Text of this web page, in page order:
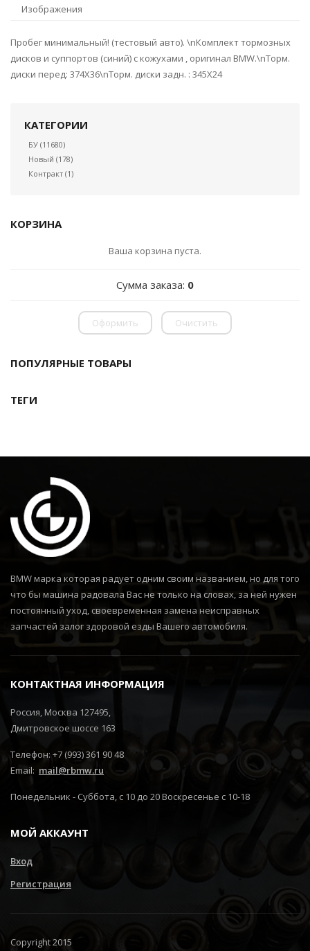
Изображения
Пробег минимальный! (тестовый авто). \nКомплект тормозных
дисков и суппортов (синий) с кожухами , оригинал BMW.\nТорм.
диски перед: 374X36\nТорм. диски задн. : 345X24
КАТЕГОРИИ
БУ (11680)
Новый (178)
Контракт (1)
КОРЗИНА
Ваша корзина пуста.
Сумма заказа: 0
Оформить Очистить
ПОПУЛЯРНЫЕ ТОВАРЫ
ТЕГИ
BMW марка которая радует одним своим названием, но для того
что бы машина радовала Вас не только на словах, за ней нужен
постоянный уход, своевременная замена неисправных
запчастей залог здоровой езды Вашего автомобиля.
КОНТАКТНАЯ ИНФОРМАЦИЯ
Россия, Москва 127495,
Дмитровское шоссе 163
Телефон: +7 (993) 361 90 48
Email: mail@rbmw.ru
Понедельник - Суббота, с 10 до 20 Воскресенье с 10-18
МОЙ АККАУНТ
Вход
Регистрация
Copyright 2015